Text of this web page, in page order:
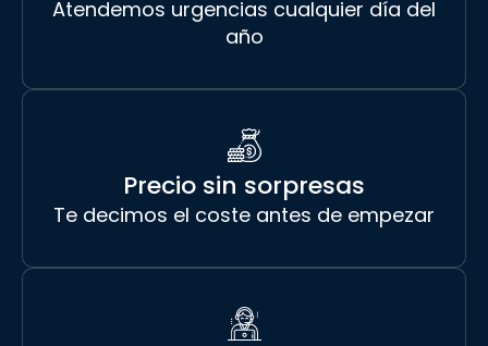
Atendemos urgencias cualquier día del
año
Precio sin sorpresas
Te decimos el coste antes de empezar